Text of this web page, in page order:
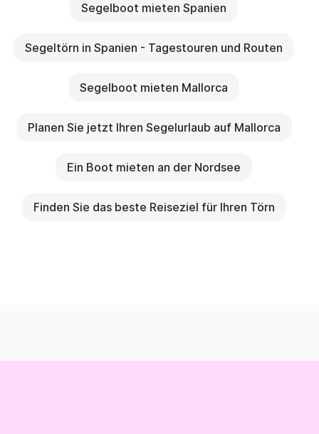
Segelboot mieten Spanien
Segeltörn in Spanien - Tagestouren und Routen
Segelboot mieten Mallorca
Planen Sie jetzt Ihren Segelurlaub auf Mallorca
Ein Boot mieten an der Nordsee
Finden Sie das beste Reiseziel für Ihren Törn